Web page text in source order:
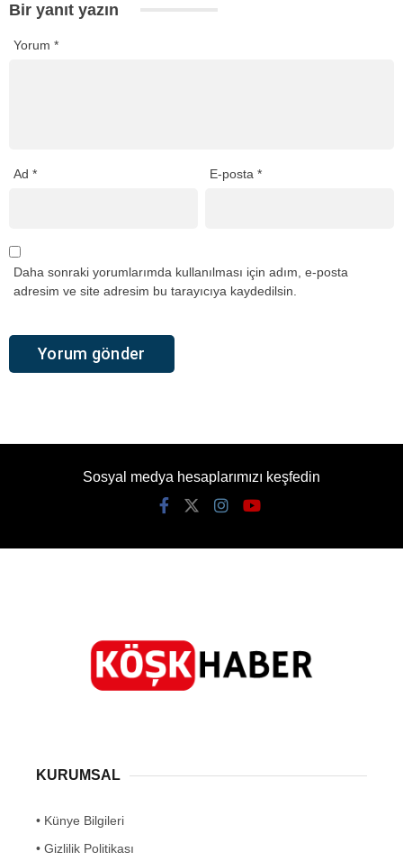
Bir yanıt yazın
Yorum *
Ad * E-posta*
Daha sonraki yorumlarımda kullanılması için adım, e-posta
adresim ve site adresim bu tarayıcıya kaydedilsin.
Sosyal medya hesaplarımızı keşfedin
KURUMSAL
• Künye Bilgileri
• Gizlilik Politikası